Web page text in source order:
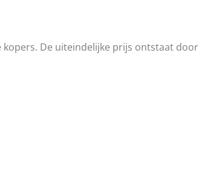
kopers. De uiteindelijke prijs ontstaat door